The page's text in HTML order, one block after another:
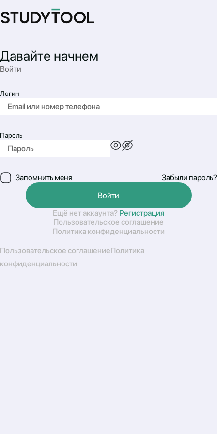
Давайте начнем
Войти
Логин
Пароль
Запомнить меня
Забыли пароль?
Войти
Ещё нет аккаунта? Регистрация
Пользовательское соглашение
Политика конфиденциальности
Пользовательское соглашениеПолитика
конфиденциальности